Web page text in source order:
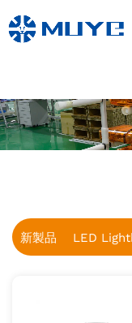
新製品 LED